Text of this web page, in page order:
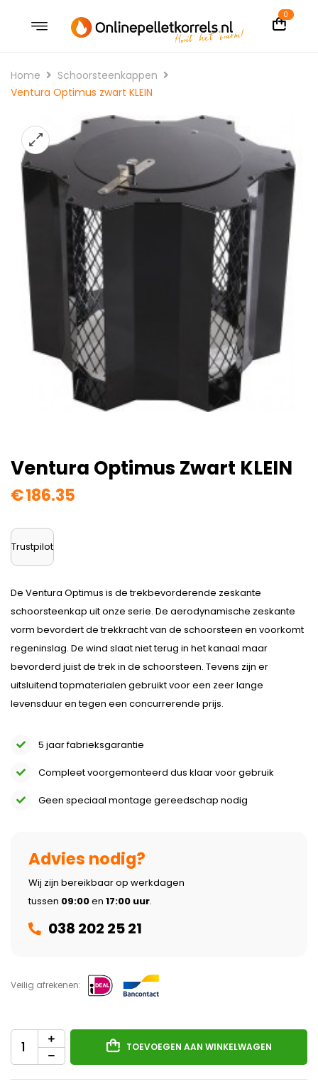
0
Home
Schoorsteenkappen
Ventura Optimus zwart KLEIN
Ventura Optimus Zwart KLEIN
€186.35
Trustpilot
De Ventura Optimus is de trekbevorderende zeskante
schoorsteenkap uit onze serie. De aerodynamische zeskante
vorm bevordert de trekkracht van de schoorsteen en voorkomt
regeninslag. De wind slaat niet terug in het kanaal maar
bevorderd juist de trek in de schoorsteen. Tevens zijn er
uitsluitend topmaterialen gebruikt voor een zeer lange
levensduur en tegen een concurrerende prijs.
5 jaar fabrieksgarantie
Compleet voorgemonteerd dus klaar voor gebruik
Geen speciaal montage gereedschap nodig
Advies nodig?
Wij zijn bereikbaar op werkdagen
tussen 09:00en 17:00 uur.
038 202 25 21
Veilig afrekenen:
TOEVOEGEN AAN WINKELWAGEN